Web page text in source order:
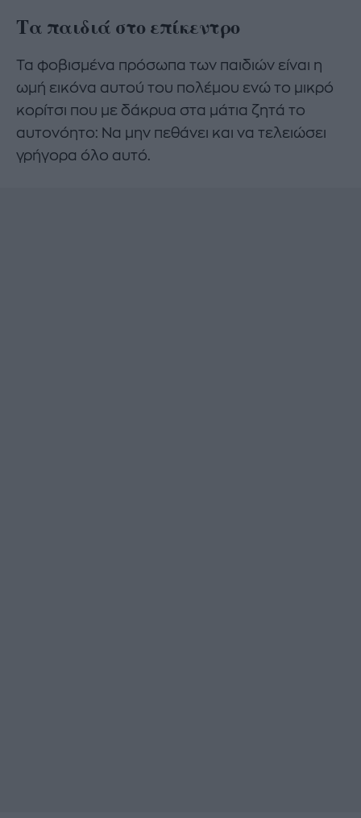
Τα παιδιά στο επίκεντρο
Τα φοβισμένα πρόσωπα των παιδιών είναι η
ωμή εικόνα αυτού του πολέμου ενώ το μικρό
κορίτσι που με δάκρυα στα μάτια ζητά το
αυτονόητο: Να μην πεθάνει και να τελειώσει
γρήγορα όλο αυτό.